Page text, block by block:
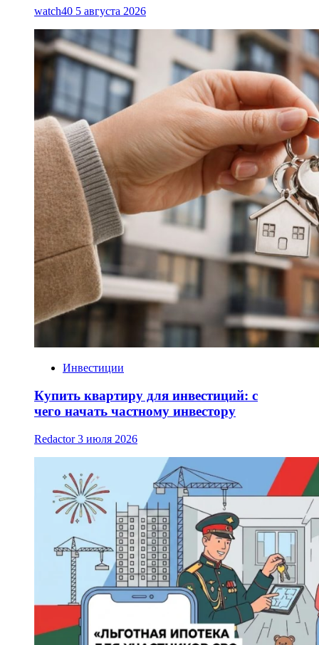
watch40 5 августа 2026
Инвестиции
Купить квартиру для инвестиций: с
чего начать частному инвестору
Redactor3 июля 2026